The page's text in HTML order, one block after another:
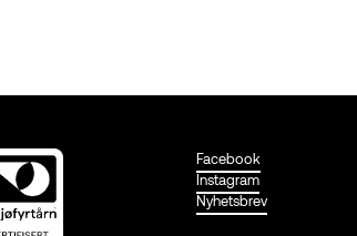
Facebook
Instagram
Nyhetsbrev